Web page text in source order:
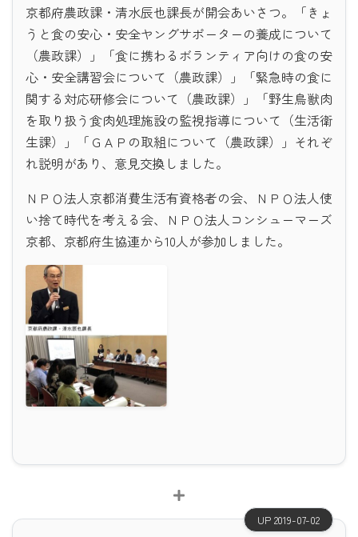
京都府農政課・清水辰也課長が開会あいさつ。「きょ
うと食の安心・安全ヤングサポーターの養成について
（農政課）」「食に携わるボランティア向けの食の安
心・安全講習会について（農政課）」「緊急時の食に
関する対応研修会について（農政課）」「野生鳥獣肉
を取り扱う食肉処理施設の監視指導について（生活衛
生課）」「ＧＡＰの取組について（農政課）」それぞ
れ説明があり、意見交換しました。
ＮＰＯ法人京都消費生活有資格者の会、ＮＰＯ法人使
い捨て時代を考える会、ＮＰＯ法人コンシューマーズ
京都、京都府生協連から10人が参加しました。
UP 2019-07-02